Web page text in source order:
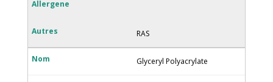
RAS
Glyceryl Polyacrylate